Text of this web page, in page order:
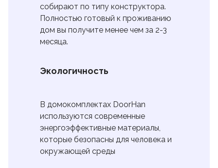
собирают по типу конструктора.
Полностью готовый к проживанию
дом вы получите менее чем за 2-3
месяца.
Экологичность
В домокомплектах DoorHan
используются современные
энергоэффективные материалы,
которые безопасны для человека и
окружающей среды